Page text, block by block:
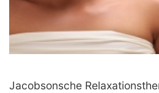
Jacobsonsche